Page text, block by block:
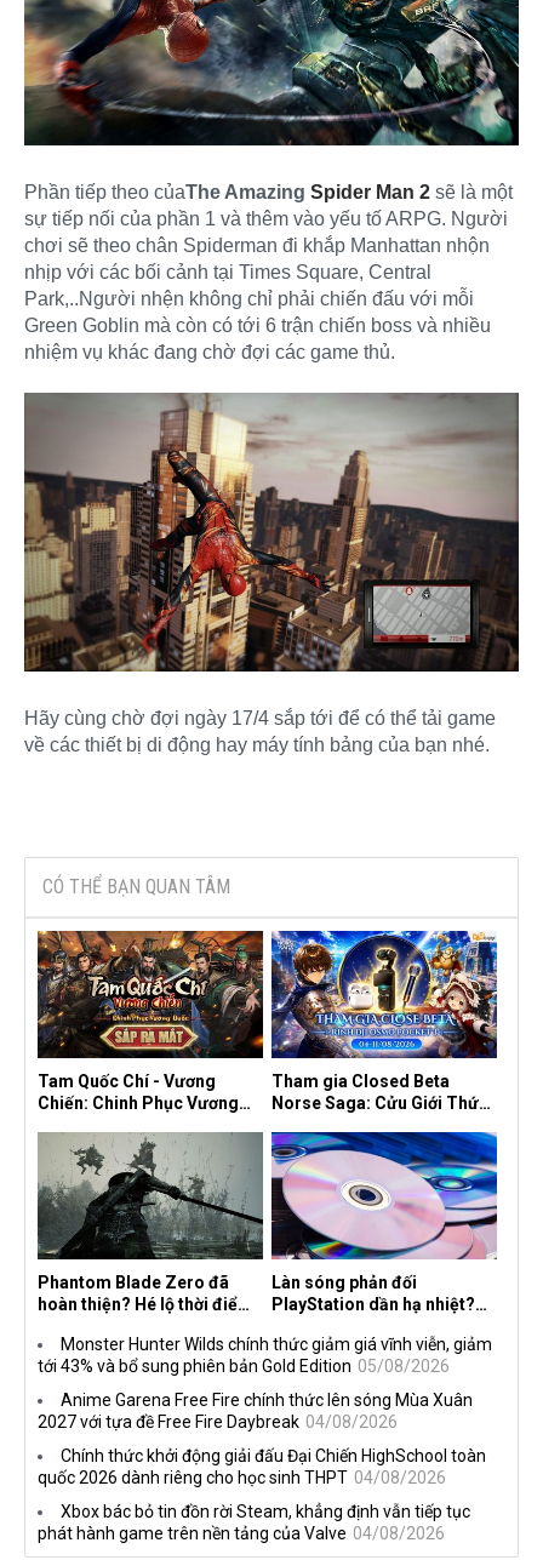
Phần tiếp theo củaThe Amazing Spider Man 2 sẽ là một
sự tiếp nối của phần 1 và thêm vào yếu tố ARPG. Người
chơi sẽ theo chân Spiderman đi khắp Manhattan nhộn
nhịp với các bối cảnh tại Times Square, Central
Park,..Người nhện không chỉ phải chiến đấu với mỗi
Green Goblin mà còn có tới 6 trận chiến boss và nhiều
nhiệm vụ khác đang chờ đợi các game thủ.
Hãy cùng chờ đợi ngày 17/4 sắp tới để có thể tải game
về các thiết bị di động hay máy tính bảng của bạn nhé.
CÓ THỂ BẠN QUAN TÂM
Tam Quốc Chí - Vương
Chiến: Chinh Phục Vương
sáu thị trường Đông Nam Á
Tham gia Closed Beta
Norse Saga: Cửu Giới Thức
3 ngay hôm nay
Phantom Blade Zero đã
hoàn thiện? Hé lộ thời điểm
mở đặt trước đang đến gần
Làn sóng phản đối
PlayStation dần hạ nhiệt?
làm, Sony vẫn giữ vững lập
trường
Monster Hunter Wilds chính thức giảm giá vĩnh viễn, giảm
tới 43% và bổ sung phiên bản Gold Edition 05/08/2026
Anime Garena Free Fire chính thức lên sóng Mùa Xuân
2027 với tựa đề Free Fire Daybreak 04/08/2026
Chính thức khởi động giải đấu Đại Chiến HighSchool toàn
quốc 2026 dành riêng cho học sinh THPT 04/08/2026
Xbox bác bỏ tin đồn rời Steam, khẳng định vẫn tiếp tục
phát hành game trên nền tảng của Valve 04/08/2026